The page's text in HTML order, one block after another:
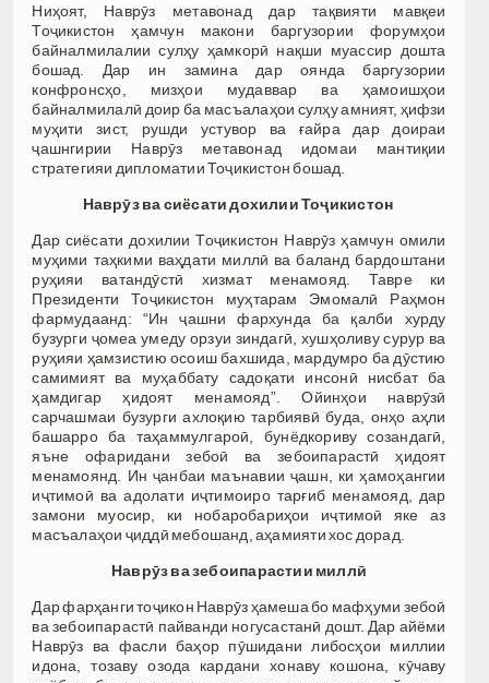
Ниҳоят, Наврӯз метавонад дар тақвияти мавқеи
Тоҷикистон ҳамчун макони баргузории форумҳои
байналмилалии сулҳу ҳамкорӣ нақши муассир дошта
бошад. Дар ин замина дар оянда баргузории
конфронсҳо, мизҳои мудаввар ва ҳамоишҳои
байналмилалӣ доир ба масъалаҳои сулҳу амният, ҳифзи
муҳити зист, рушди устувор ва ғайра дар доираи
ҷашнгирии Наврӯз метавонад идомаи мантиқии
стратегияи дипломатии Тоҷикистон бошад.
Наврӯз ва сиёсати дохилии Тоҷикистон
Дар сиёсати дохилии Тоҷикистон Наврӯз ҳамчун омили
муҳими таҳкими ваҳдати миллӣ ва баланд бардоштани
руҳияи ватандӯстӣ хизмат менамояд. Тавре ки
Президенти Тоҷикистон муҳтарам Эмомалӣ Раҳмон
фармудаанд: “Ин ҷашни фархунда ба қалби хурду
бузурги ҷомеа умеду орзуи зиндагӣ, хушҳоливу сурур ва
руҳияи ҳамзистию осоиш бахшида, мардумро ба дӯстию
самимият ва муҳаббату садоқати инсонӣ нисбат ба
ҳамдигар ҳидоят менамояд”. Ойинҳои наврӯзӣ
сарчашмаи бузурги ахлоқию тарбиявӣ буда, онҳо аҳли
башарро ба таҳаммулгароӣ, бунёдкориву созандагӣ,
яъне офаридани зебоӣ ва зебоипарастӣ ҳидоят
менамоянд. Ин ҷанбаи маънавии ҷашн, ки ҳамоҳангии
иҷтимоӣ ва адолати иҷтимоиро тарғиб менамояд, дар
замони муосир, ки нобаробариҳои иҷтимоӣ яке аз
масъалаҳои ҷиддӣ мебошанд, аҳамияти хос дорад.
Наврӯз ва зебоипарастии миллӣ
Дар фарҳанги тоҷикон Наврӯз ҳамеша бо мафҳуми зебоӣ
ва зебоипарастӣ пайванди ногусастанӣ дошт. Дар айёми
Наврӯз ва фасли баҳор пӯшидани либосҳои миллии
идона, тозаву озода кардани хонаву кошона, кӯчаву